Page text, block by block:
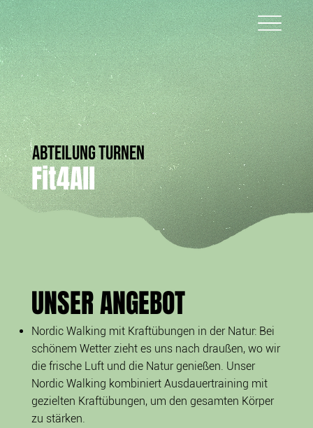
ABTEILUNG TURNEN
Fit4All
UNSER ANGEBOT
Nordic Walking mit Kraftübungen in der Natur: Bei
schönem Wetter zieht es uns nach draußen, wo wir
die frische Luft und die Natur genießen. Unser
Nordic Walking kombiniert Ausdauertraining mit
gezielten Kraftübungen, um den gesamten Körper
zu stärken.